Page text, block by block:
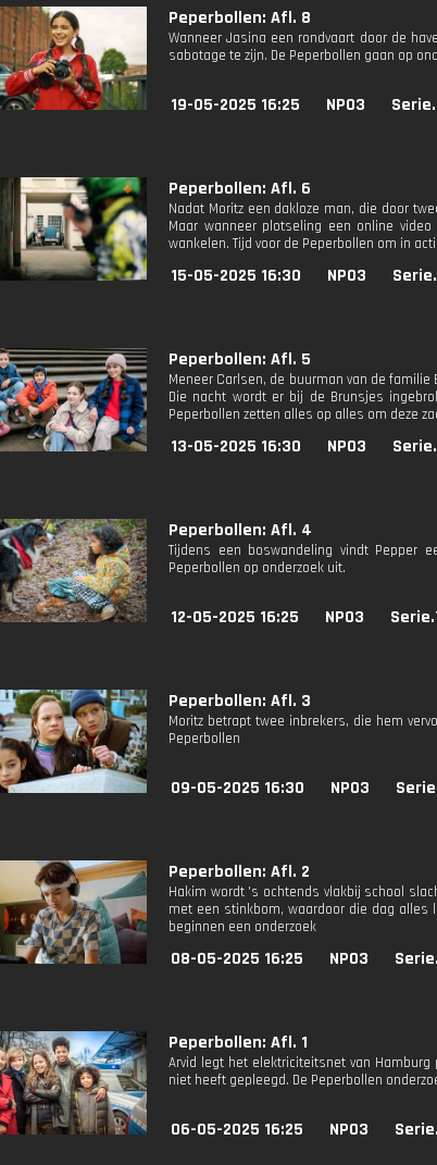
Peperbollen: Afl. 8
Wanneer Jasina een rondvaart door de
sabotage te zijn. De Peperbollen gaan op
19-05-2025 16:25 NPO3
Peperbollen: Afl. 6
Nadat Moritz een dakloze man, die door
Maar wanneer plotseling een online
wankelen. Tijd voor de Peperbollen om in
15-05-2025 16:30 NPO3
Peperbollen: Afl. 5
Meneer Carlsen, de buurman van de
Die nacht wordt er bij de Brunsjes
Peperbollen zetten alles op alles om deze
13-05-2025 16:30 NPO3
Peperbollen: Afl. 4
Tijdens een boswandeling vindt Pepper
Peperbollen op onderzoek uit.
12-05-2025 16:25 NPO3
Peperbollen: Afl. 3
Moritz betrapt twee inbrekers, die hem
Peperbollen
09-05-2025 16:30 NPO3
Peperbollen: Afl. 2
Hakim wordt 's ochtends vlakbij school
met een stinkbom, waardoor die dag alles
beginnen een onderzoek
08-05-2025 16:25 NPO3
Peperbollen: Afl. 1
Arvid legt het elektriciteitsnet van
niet heeft gepleegd. De Peperbollen
06-05-2025 16:25 NPO3